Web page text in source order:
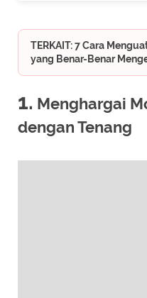
TERKAIT: 7 Cara
yang Benar-Benar
1. Menghargai
dengan Tenang